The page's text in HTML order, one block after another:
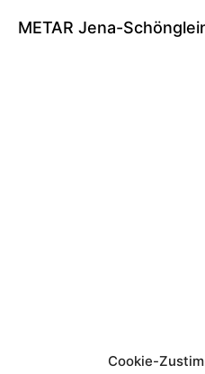
Cookie-
METAR Jena-